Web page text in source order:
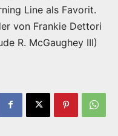
Line als Favorit.
von Frankie Dettori
R. McGaughey III)